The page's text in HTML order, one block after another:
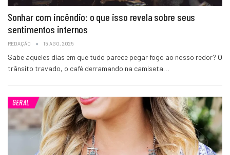
Sonhar com incêndio: o que isso revela sobre seus
sentimentos internos
REDAÇÃO 15 AGO, 2025
Sabe aqueles dias em que tudo parece pegar fogo ao nosso redor? O
trânsito travado, o café derramando na camiseta…
GERAL